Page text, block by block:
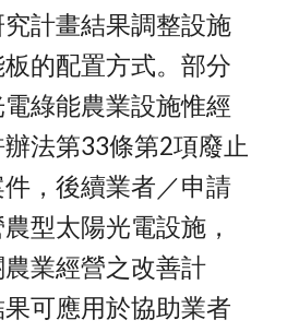
計畫結果調整設施
的配置方式。部分
綠能農業設施惟經
法第33條第2項廢止
，後續業者／申請
型太陽光電設施，
業經營之改善計
可應用於協助業者